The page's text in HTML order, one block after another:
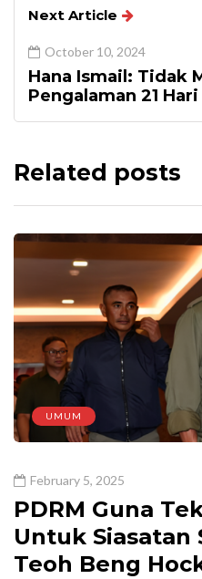
Next Article
October 10, 2024
Hana Ismail: Tidak
Pengalaman 21
Related posts
UMUM
February 5, 2025
PDRM Guna
Untuk Siasatan
Teoh Beng